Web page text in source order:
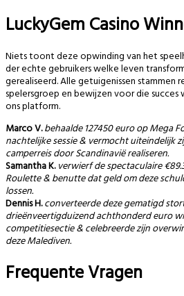
LuckyGem Casino
Niets toont deze opwinding van het
der echte gebruikers welke leven
gerealiseerd. Alle getuigenissen stammen
spelersgroep en bewijzen voor die
ons platform.
Marco V.behaalde 127450 euro op Mega
nachtelijke sessie & vermocht uiteindelijk
camperreis door Scandinavië realiseren.
Samantha K. verwierf de spectaculaire
Roulette & benutte dat geld om deze
lossen.
Dennis H.converteerde deze gematigd
drieënveertigduizend achthonderd euro
competitiesectie & celebreerde zijn
deze Malediven.
Frequente Vragen